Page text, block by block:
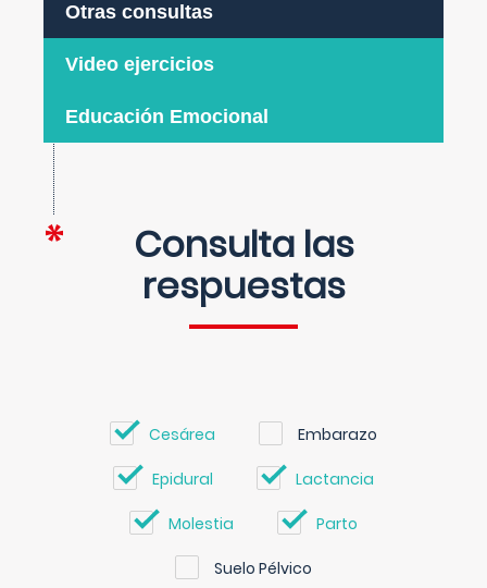
Otras consultas
Video ejercicios
Educación Emocional
Consulta las
respuestas
Cesárea Embarazo
Epidural Lactancia
Molestia Parto
Suelo Pélvico